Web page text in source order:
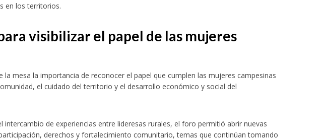
en los territorios.
visibilizar el papel de las mujeres
la mesa la importancia de reconocer el papel que cumplen las mujeres campesinas
el cuidado del territorio y el desarrollo económico y social del
intercambio de experiencias entre lideresas rurales, el foro permitió abrir nuevas
derechos y fortalecimiento comunitario, temas que continúan tomando